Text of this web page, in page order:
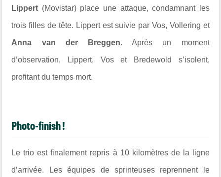
Lippert (Movistar) place une attaque, condamnant les
trois filles de tête. Lippert est suivie par Vos, Vollering et
Anna van der Breggen. Après un moment
d’observation, Lippert, Vos et Bredewold s’isolent,
profitant du temps mort.
Photo-finish !
Le trio est finalement repris à 10 kilomètres de la ligne
d’arrivée. Les équipes de sprinteuses reprennent le